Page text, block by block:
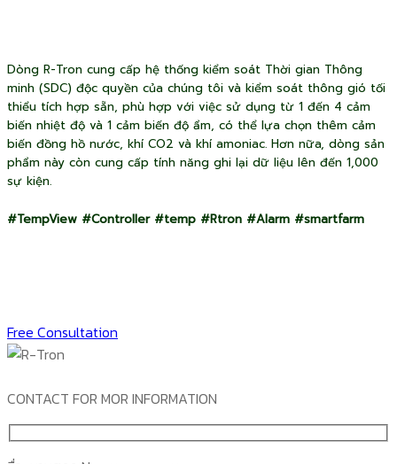
Dòng R-Tron cung cấp hệ thống kiểm soát Thời gian Thông
minh (SDC) độc quyền của chúng tôi và kiểm soát thông gió tối
thiểu tích hợp sẵn, phù hợp với việc sử dụng từ 1 đến 4 cảm
biến nhiệt độ và 1 cảm biến độ ẩm, có thể lựa chọn thêm cảm
biến đồng hồ nước, khí CO2 và khí amoniac. Hơn nữa, dòng sản
phẩm này còn cung cấp tính năng ghi lại dữ liệu lên đến 1,000
sự kiện.
#TempView #Controller #temp #Rtron #Alarm #smartfarm
Free Consultation
CONTACT FOR MOR INFORMATION